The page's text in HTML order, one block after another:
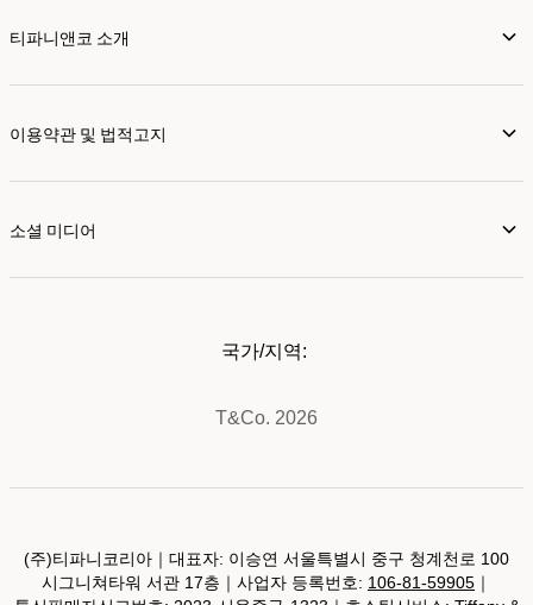
티파니앤코 소개
이용약관 및 법적고지
소셜 미디어
T&Co. 2026
국가/지역:
(주)티파니코리아｜대표자: 이승연 서울특별시 중구 청계천로 100
시그니쳐타워 서관 17층｜사업자 등록번호: 106-81-59905 ｜